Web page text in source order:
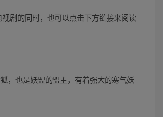
剧的同时，也可以点击下方链接来阅读
，也是妖盟的盟主，有着强大的寒气妖